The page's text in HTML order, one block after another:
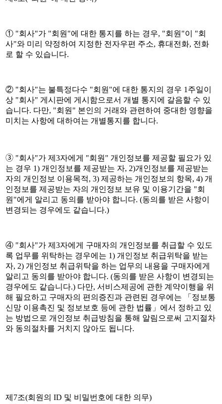
① "회사"가 "회원"에 대한 통지를 하는 경우, "회원"이 "회
사"와 미리 약정하여 지정한 전자우편 주소, 휴대전화, 전화
로 할 수 있습니다.
② "회사"는 불특정다수 "회원"에 대한 통지의 경우 1주일이
상 "회사" 게시판에 게시함으로서 개별 통지에 갈음할 수 있
습니다. 다만, "회원" 본인의 거래와 관련하여 중대한 영향을
미치는 사항에 대하여는 개별통지를 합니다.
➂ "회사"가 제3자에게 "회원" 개인정보를 제공할 필요가 있
는 경우 1) 개인정보를 제공받는 자, 2)개인정보를 제공받는
자의 개인정보 이용목적, 3) 제공하는 개인정보의 항목, 4) 개
인정보를 제공받는 자의 개인정보 보유 및 이용기간을 "회
원"에게 알리고 동의를 받아야 합니다. (동의를 받은 사항이
변경되는 경우에도 같습니다.)
④ "회사"가 제3자에게 구매자의 개인정보를 취급할 수 있도
록 업무를 위탁하는 경우에는 1) 개인정보 취급위탁을 받는
자, 2) 개인정보 취급위탁을 하는 업무의 내용을 구매자에게
알리고 동의를 받아야 합니다. (동의를 받은 사항이 변경되는
경우에도 같습니다.) 다만, 서비스제공에 관한 계약이행을 위
해 필요하고 구매자의 편의증진과 관련된 경우에는 「정보통
신망 이용촉진 및 정보보호 등에 관한 법률」에서 정하고 있
는 방법으로 개인정보 취급방침을 통해 알림으로써 고지절차
와 동의절차를 거치지 않아도 됩니다.
제7조(회원의 ID 및 비밀번호에 대한 의무)